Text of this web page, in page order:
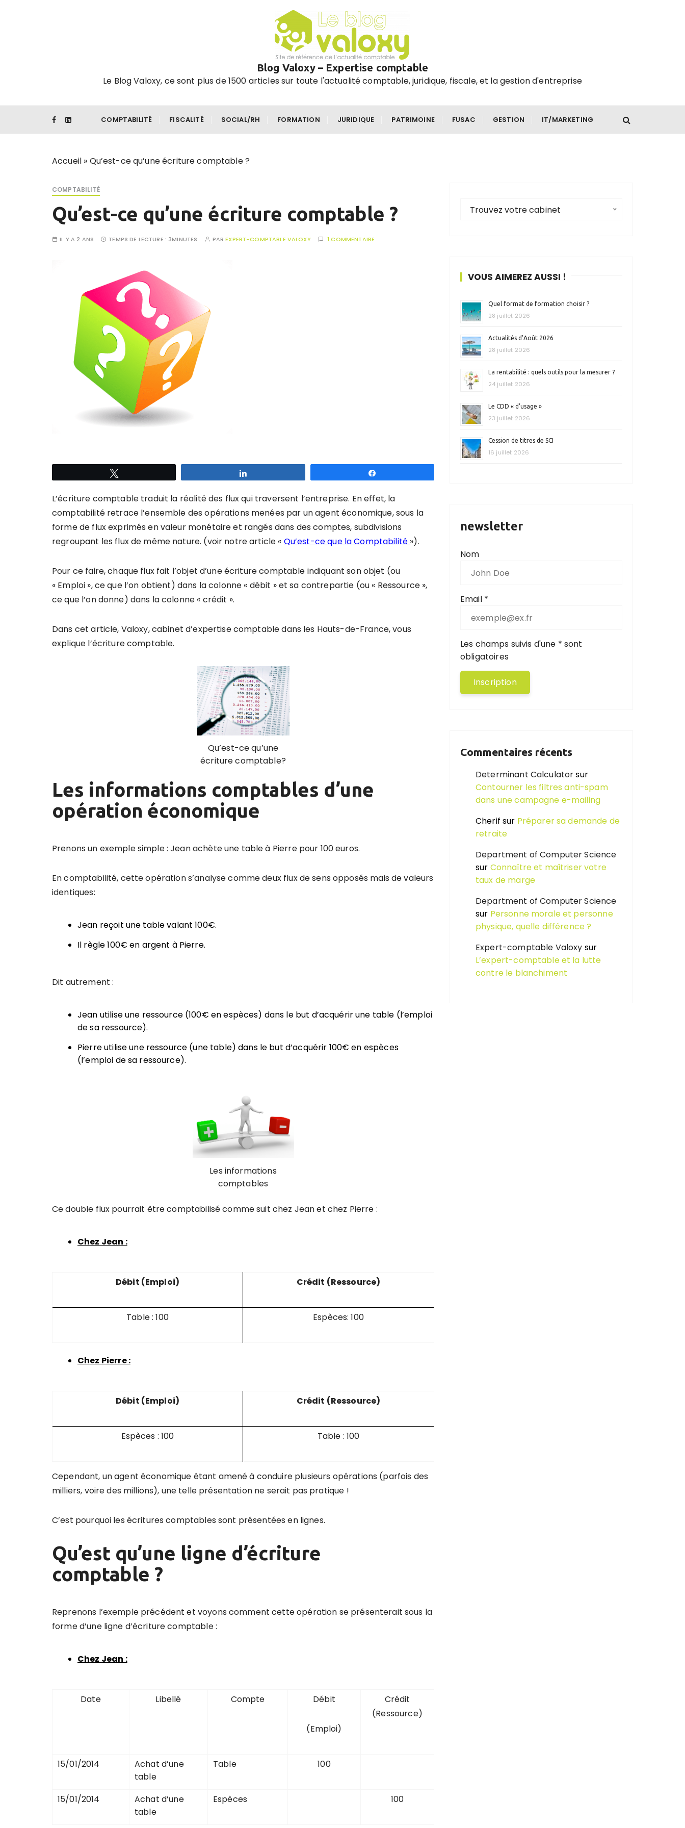
Blog Valoxy – Expertise comptable
Le Blog Valoxy, ce sont plus de 1500 articles sur toute l'actualité comptable, juridique, fiscale, et la gestion d'entreprise
COMPTABILITÉ FISCALITÉ SOCIAL/RH FORMATION JURIDIQUE PATRIMOINE FUSAC GESTION IT/MARKETING
Accueil » Qu’est-ce qu’une écriture comptable ?
COMPTABILITÉ
Qu’est-ce qu’une écriture comptable ?
IL Y A 2 ANS TEMPS DE LECTURE : 3MINUTES PAREXPERT-COMPTABLE VALOXY 1 COMMENTAIRE
L’écriture comptable traduit la réalité des flux qui traversent l’entreprise. En effet, la
comptabilité retrace l’ensemble des opérations menées par un agent économique, sous la
forme de flux exprimés en valeur monétaire et rangés dans des comptes, subdivisions
regroupant les flux de même nature. (voir notre article « Qu’est-ce que la Comptabilité »).
Pour ce faire, chaque flux fait l’objet d’une écriture comptable indiquant son objet (ou
« Emploi », ce que l’on obtient) dans la colonne « débit » et sa contrepartie (ou « Ressource »,
ce que l’on donne) dans la colonne « crédit ».
Dans cet article, Valoxy, cabinet d’expertise comptable dans les Hauts-de-France, vous
explique l’écriture comptable.
Qu’est-ce qu’une
écriture comptable?
Les informations comptables d’une
opération économique
Prenons un exemple simple : Jean achète une table à Pierre pour 100 euros.
En comptabilité, cette opération s’analyse comme deux flux de sens opposés mais de valeurs
identiques:
Jean reçoit une table valant 100€.
Il règle 100€ en argent à Pierre.
Dit autrement :
Jean utilise une ressource (100€ en espèces) dans le but d’acquérir une table (l’emploi
de sa ressource).
Pierre utilise une ressource (une table) dans le but d’acquérir 100€ en espèces
(l’emploi de sa ressource).
Les informations
comptables
Ce double flux pourrait être comptabilisé comme suit chez Jean et chez Pierre :
Chez Jean :
Débit (Emploi) Crédit (Ressource)
Table : 100 Espèces: 100
Chez Pierre :
Débit (Emploi) Crédit (Ressource)
Espèces : 100 Table : 100
Cependant, un agent économique étant amené à conduire plusieurs opérations (parfois des
milliers, voire des millions), une telle présentation ne serait pas pratique !
C’est pourquoi les écritures comptables sont présentées en lignes.
Qu’est qu’une ligne d’écriture
comptable ?
Reprenons l’exemple précédent et voyons comment cette opération se présenterait sous la
forme d’une ligne d’écriture comptable :
Chez Jean :
Date Libellé Compte Débit
(Emploi)
Crédit
(Ressource)
15/01/2014
Achat d’une
table
Table 100
15/01/2014
Achat d’une
table
Espèces 100
Trouvez votre cabinet
VOUS AIMEREZ AUSSI !
Quel format de formation choisir ?
28 juillet 2026
Actualités d’Août 2026
28 juillet 2026
La rentabilité : quels outils pour la mesurer ?
24 juillet 2026
Le CDD « d’usage »
23 juillet 2026
Cession de titres de SCI
16 juillet 2026
newsletter
Nom
Email *
Les champs suivis d'une * sont
obligatoires
Commentaires récents
Determinant Calculatorsur
Contourner les filtres anti-spam
dans une campagne e-mailing
Cherif sur Préparer sa demande de
retraite
Department of Computer Science
sur Connaître et maîtriser votre
taux de marge
Department of Computer Science
sur Personne morale et personne
physique, quelle différence ?
Expert-comptable Valoxy sur
L’expert-comptable et la lutte
contre le blanchiment